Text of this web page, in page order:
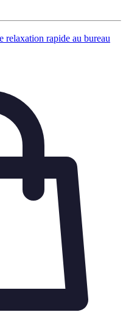
relaxation rapide au bureau